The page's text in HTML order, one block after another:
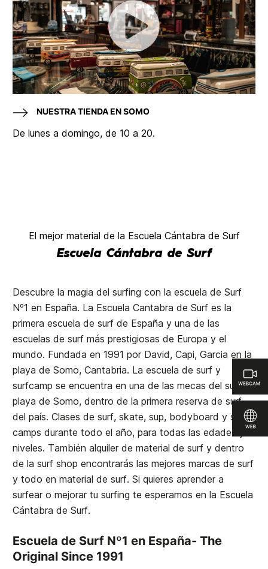
NUESTRA TIENDA EN SOMO
De lunes a domingo, de 10 a 20.
El mejor material de la Escuela Cántabra de Surf
Escuela Cántabra de Surf
Descubre la magia del surfing con la escuela de Surf
Nº1 en España. La Escuela Cantabra de Surf es la
primera escuela de surf de España y una de las
escuelas de surf más prestigiosas de Europa y el
mundo. Fundada en 1991 por David, Capi, Garcia en la
playa de Somo, Cantabria. La escuela de surf y
surfcamp se encuentra en una de las mecas del surf, la
playa de Somo, dentro de la primera reserva de surf
del país. Clases de surf, skate, sup, bodyboard y surf
camps durante todo el año, para todas las edades y
niveles. También alquiler de material de surf y dentro
de la surf shop encontrarás las mejores marcas de surf
y todo en material de surf. Si quieres aprender a
surfear o mejorar tu surfing te esperamos en la Escuela
Cántabra de Surf.
Escuela de Surf Nº1 en España- The
Original Since 1991